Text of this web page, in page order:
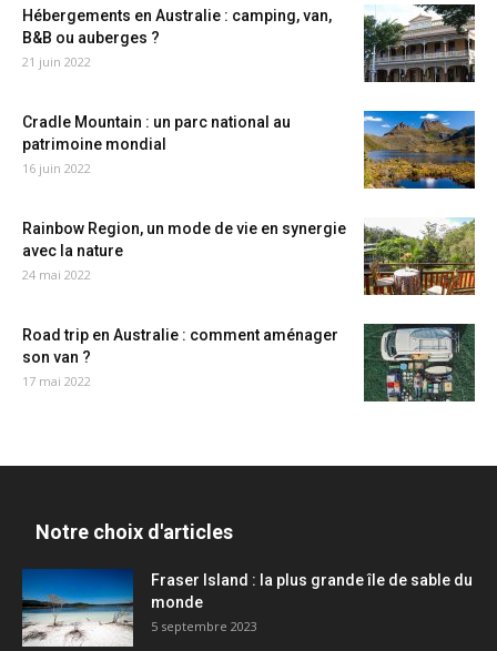
Hébergements en Australie : camping, van,
B&B ou auberges ?
21 juin 2022
Cradle Mountain : un parc national au
patrimoine mondial
16 juin 2022
Rainbow Region, un mode de vie en synergie
avec la nature
24 mai 2022
Road trip en Australie : comment aménager
son van ?
17 mai 2022
Notre choix d'articles
Fraser Island : la plus grande île de sable du
monde
5 septembre 2023